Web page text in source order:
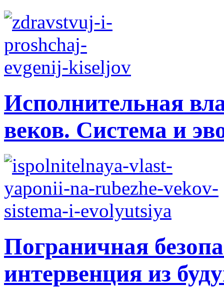
Исполнительная
веков. Система и
Пограничная
интервенция из